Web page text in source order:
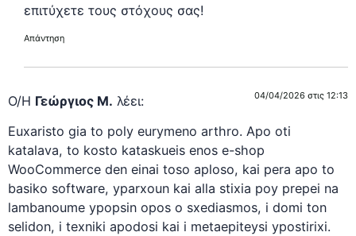
επιτύχετε τους στόχους σας!
Απάντηση
Ο/Η Γεώργιος Μ. λέει: 04/04/2026 στις 12:13
Euxaristo gia to poly eurymeno arthro. Apo oti
katalava, to kosto kataskueis enos e-shop
WooCommerce den einai toso aploso, kai pera apo to
basiko software, yparxoun kai alla stixia poy prepei na
lambanoume ypopsin opos o sxediasmos, i domi ton
selidon, i texniki apodosi kai i metaepiteysi ypostirixi.